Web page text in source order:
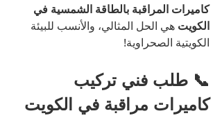
كاميرات المراقبة بالطاقة الشمسية في
الكويت هي الحل المثالي، والأنسب للبيئة
الكويتية الصحراوية!
📞 طلب فني تركيب
كاميرات مراقبة في الكويت